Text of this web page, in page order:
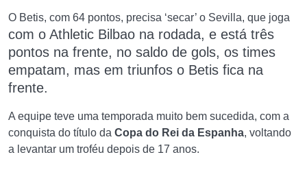
O Betis, com 64 pontos, precisa ‘secar’ o Sevilla, que joga
com o Athletic Bilbao na rodada, e está três
pontos na frente, no saldo de gols, os times
empatam, mas em triunfos o Betis fica na
frente.
A equipe teve uma temporada muito bem sucedida, com a
conquista do título da Copa do Rei da Espanha, voltando
a levantar um troféu depois de 17 anos.